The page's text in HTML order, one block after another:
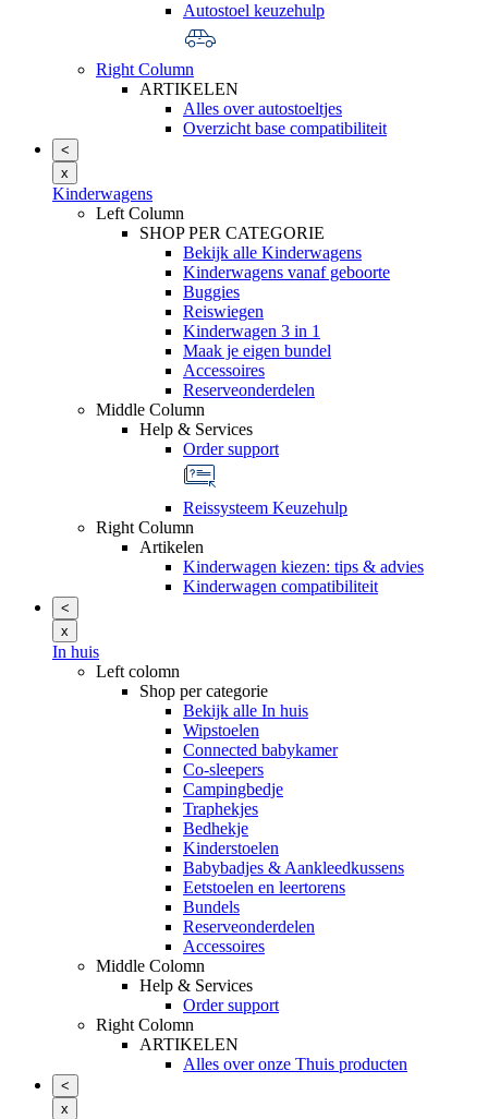
Autostoel keuzehulp
Right Column
ARTIKELEN
Alles over autostoeltjes
Overzicht base compatibiliteit
<
x
Kinderwagens
Left Column
SHOP PER CATEGORIE
Bekijk alle Kinderwagens
Kinderwagens vanaf geboorte
Buggies
Reiswiegen
Kinderwagen 3 in 1
Maak je eigen bundel
Accessoires
Reserveonderdelen
Middle Column
Help & Services
Order support
Reissysteem Keuzehulp
Right Column
Artikelen
Kinderwagen kiezen: tips & advies
Kinderwagen compatibiliteit
<
x
In huis
Left colomn
Shop per categorie
Bekijk alle In huis
Wipstoelen
Connected babykamer
Co-sleepers
Campingbedje
Traphekjes
Bedhekje
Kinderstoelen
Babybadjes & Aankleedkussens
Eetstoelen en leertorens
Bundels
Reserveonderdelen
Accessoires
Middle Colomn
Help & Services
Order support
Right Colomn
ARTIKELEN
Alles over onze Thuis producten
<
x